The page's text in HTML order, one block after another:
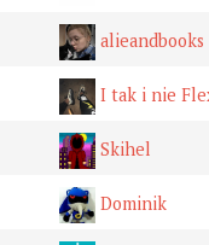
alieandbooks
I tak i nie
Skihel
Dominik